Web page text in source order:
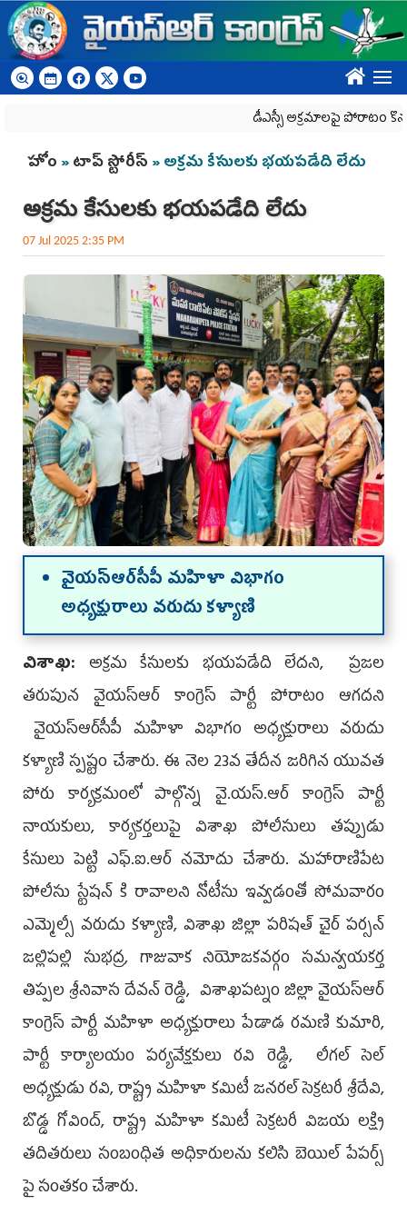
Skip to main content
????
డీఎస్సీ అక్రమాలపై పోరాటం
You are here
హోం »టాప్ స్టోరీస్ » అక్రమ కేసుల‌కు భ‌య‌ప‌డేది లేదు
అక్రమ కేసుల‌కు భ‌య‌ప‌డేది లేదు
07 Jul 2025 2:35 PM
వైయ‌స్ఆర్‌సీపీ మ‌హిళా విభాగం
అధ్య‌క్షురాలు వ‌రుదు క‌ళ్యాణి
విశాఖ‌:అక్ర‌మ కేసుల‌కు భ‌య‌ప‌డేది లేద‌ని, ప్రజల
తరుపున వైయ‌స్ఆర్‌ కాంగ్రెస్ పార్టీ పోరాటం ఆగద‌ని
వైయ‌స్ఆర్‌సీపీ మ‌హిళా విభాగం అధ్య‌క్షురాలు వ‌రుదు
క‌ళ్యాణి స్ప‌ష్టం చేశారు. ఈ నెల 23వ తేదీన జరిగిన యువత
పోరు కార్యక్రమంలో పాల్గొన్న వై.యస్.ఆర్ కాంగ్రెస్ పార్టీ
నాయకులు, కార్యకర్తలుపై విశాఖ పోలీసులు తప్పుడు
కేసులు పెట్టి ఎఫ్.ఐ.ఆర్ నమోదు చేశారు. మహారాణిపేట
పోలీసు స్టేష‌న్‌ కి రావాలని నోటీసు ఇవ్వ‌డంతో సోమ‌వారం
ఎమ్మెల్సీ వ‌రుదు క‌ళ్యాణి, విశాఖ జిల్లా పరిషత్ చైర్ పర్సన్
జల్లిపల్లి సుభద్ర, గాజువాక నియోజకవర్గం సమన్వయకర్త
తిప్పల శ్రీనివాస దేవన్ రెడ్డి, విశాఖపట్నం జిల్లా వైయ‌స్ఆర్
కాంగ్రెస్ పార్టీ మహిళా అధ్యక్షురాలు పేడాడ రమణి కుమారి,
పార్టీ కార్యాలయం పర్యవేక్షకులు రవి రెడ్డి, లీగల్ సెల్
అధ్య‌క్షుడు రవి, రాష్ట్ర మహిళా కమిటీ జనరల్ సెక్రటరీ శ్రీదేవి,
బొడ్డ గోవింద్, రాష్ట్ర మహిళా కమిటీ సెక్రటరీ విజయ లక్ష్మి
తదితరులు సంబంధిత అధికారులను కలిసి బెయిల్ పేపర్స్
పై సంతకం చేశారు.